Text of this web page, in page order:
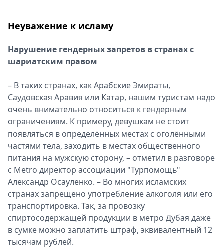
Неуважение к исламу
Нарушение гендерных запретов в странах с
шариатским правом
– В таких странах, как Арабские Эмираты,
Саудовская Аравия или Катар, нашим туристам надо
очень внимательно относиться к гендерным
ограничениям. К примеру, девушкам не стоит
появляться в определённых местах с оголёнными
частями тела, заходить в местах общественного
питания на мужскую сторону, – отметил в разговоре
с Metro директор ассоциации "Турпомощь"
Александр Осауленко. – Во многих исламских
странах запрещено употребление алкоголя или его
транспортировка. Так, за провозку
спиртосодержащей продукции в метро Дубая даже
в сумке можно заплатить штраф, эквивалентный 12
тысячам рублей.